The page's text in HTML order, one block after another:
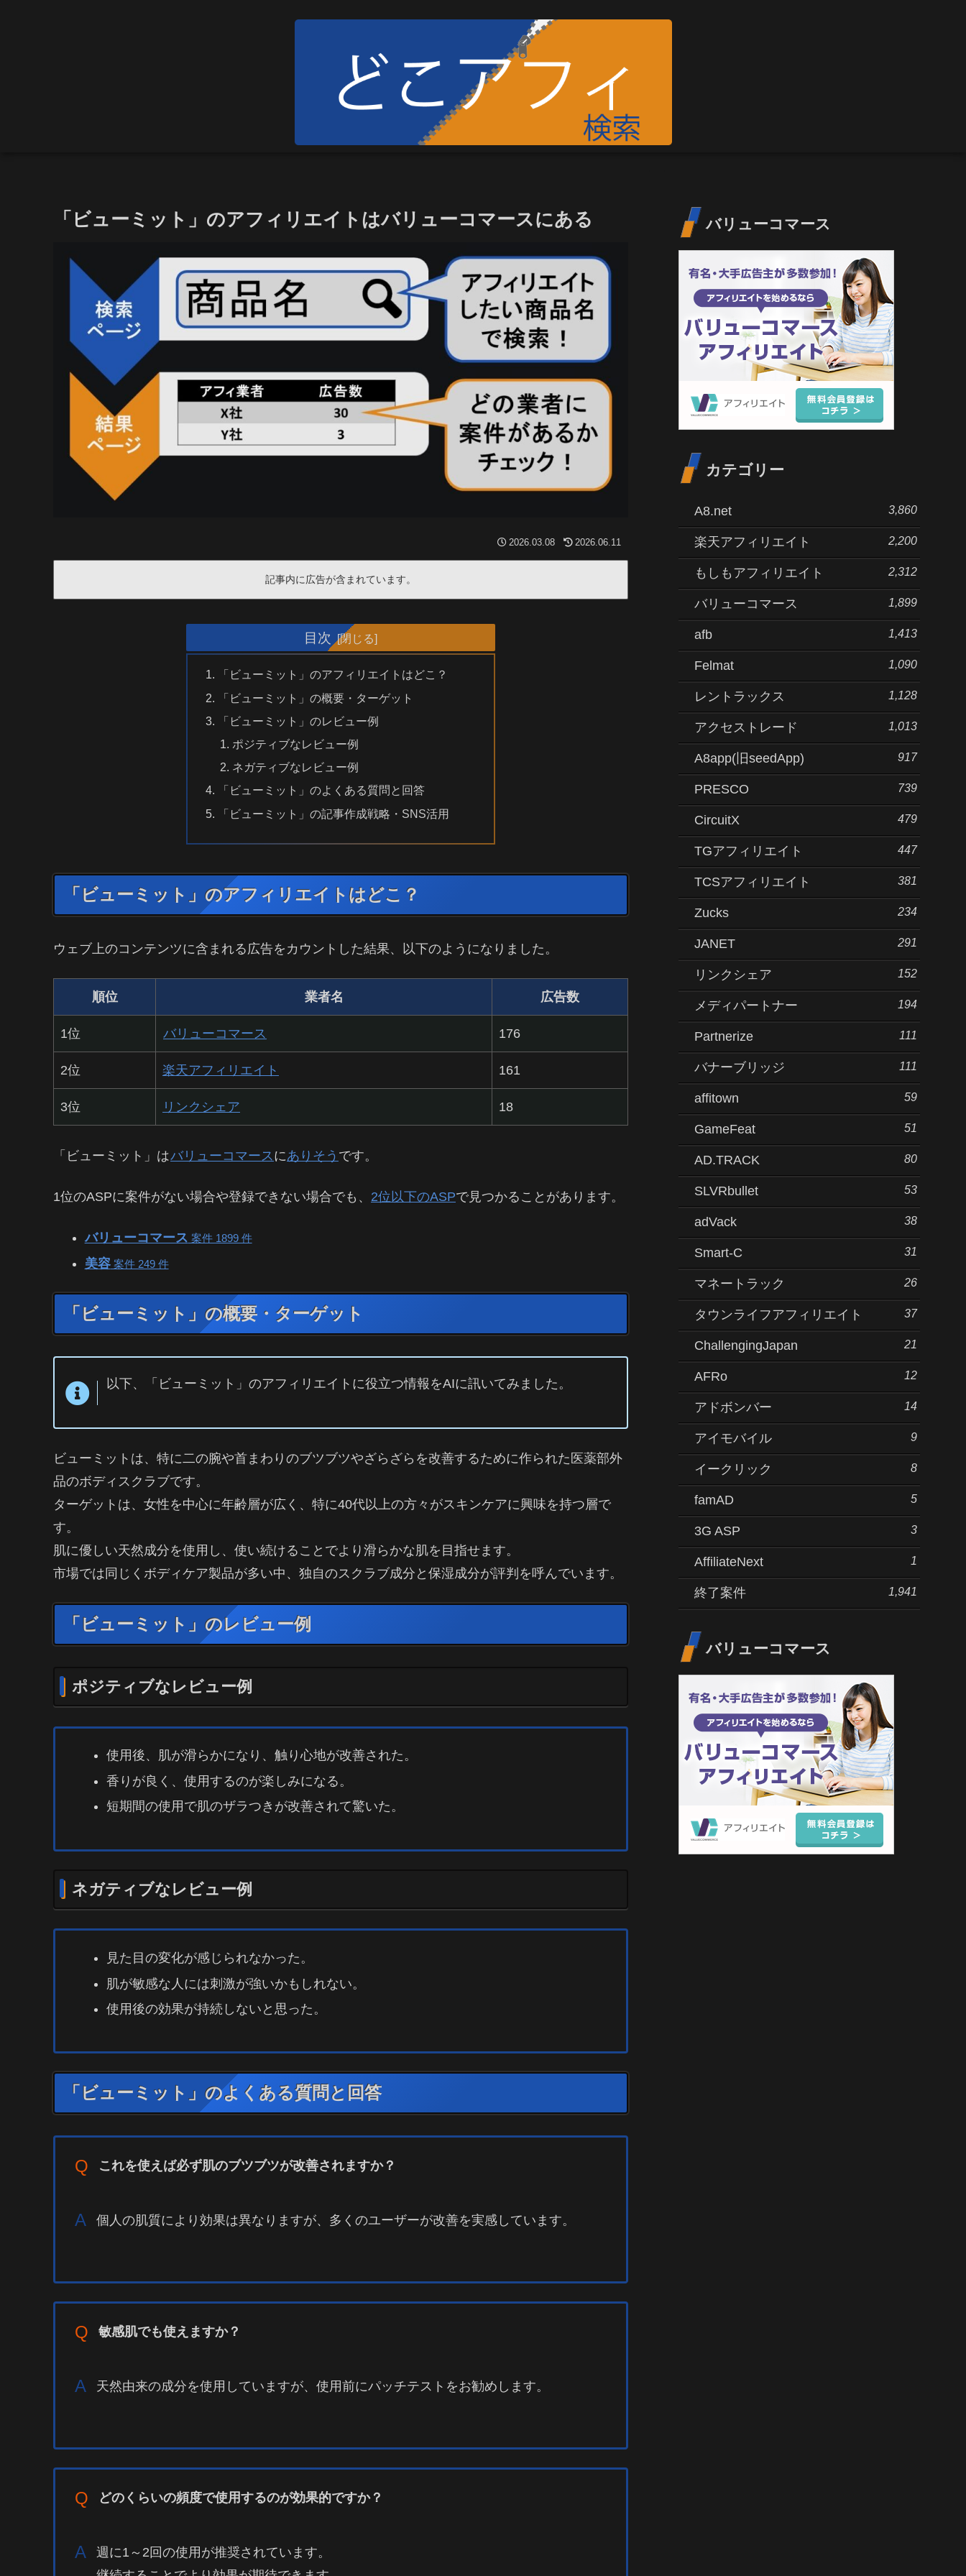
「ビューミット」のアフィリエイトはバリューコマースにある
2026.03.08 2026.06.11
記事内に広告が含まれています。
目次
「ビューミット」のアフィリエイトはどこ？
「ビューミット」の概要・ターゲット
「ビューミット」のレビュー例
ポジティブなレビュー例
ネガティブなレビュー例
「ビューミット」のよくある質問と回答
「ビューミット」の記事作成戦略・SNS活用
「ビューミット」のアフィリエイトはどこ？
ウェブ上のコンテンツに含まれる広告をカウントした結果、以下のようになりました。
順位 業者名 広告数
1位 バリューコマース 176
2位 楽天アフィリエイト 161
3位 リンクシェア 18
「ビューミット」はバリューコマース にありそう です。
1位のASPに案件がない場合や登録できない場合でも、 2位以下のASPで見つかることがあります。
バリューコマース 案件 1899 件
美容案件 249 件
「ビューミット」の概要・ターゲット
以下、「ビューミット」のアフィリエイトに役立つ情報をAIに訊いてみました。
ビューミットは、特に二の腕や首まわりのブツブツやざらざらを改善するために作られた医薬部外
品のボディスクラブです。
ターゲットは、女性を中心に年齢層が広く、特に40代以上の方々がスキンケアに興味を持つ層で
す。
肌に優しい天然成分を使用し、使い続けることでより滑らかな肌を目指せます。
市場では同じくボディケア製品が多い中、独自のスクラブ成分と保湿成分が評判を呼んでいます。
「ビューミット」のレビュー例
ポジティブなレビュー例
使用後、肌が滑らかになり、触り心地が改善された。
香りが良く、使用するのが楽しみになる。
短期間の使用で肌のザラつきが改善されて驚いた。
ネガティブなレビュー例
見た目の変化が感じられなかった。
肌が敏感な人には刺激が強いかもしれない。
使用後の効果が持続しないと思った。
「ビューミット」のよくある質問と回答
Q これを使えば必ず肌のブツブツが改善されますか？
A 個人の肌質により効果は異なりますが、多くのユーザーが改善を実感しています。
Q 敏感肌でも使えますか？
A 天然由来の成分を使用していますが、使用前にパッチテストをお勧めします。
Q どのくらいの頻度で使用するのが効果的ですか？
A
週に1～2回の使用が推奨されています。
バリューコマース
カテゴリー
A8.net 3,860
楽天アフィリエイト 2,200
もしもアフィリエイト 2,312
バリューコマース 1,899
afb 1,413
Felmat 1,090
レントラックス 1,128
アクセストレード 1,013
A8app(旧seedApp) 917
PRESCO 739
CircuitX 479
TGアフィリエイト 447
TCSアフィリエイト 381
Zucks 234
JANET 291
リンクシェア 152
メディパートナー 194
Partnerize 111
バナーブリッジ 111
affitown 59
GameFeat 51
AD.TRACK 80
SLVRbullet 53
adVack 38
Smart-C 31
マネートラック 26
タウンライフアフィリエイト 37
ChallengingJapan 21
AFRo 12
アドボンバー 14
アイモバイル 9
イークリック 8
famAD 5
3G ASP 3
AffiliateNext 1
終了案件 1,941
バリューコマース